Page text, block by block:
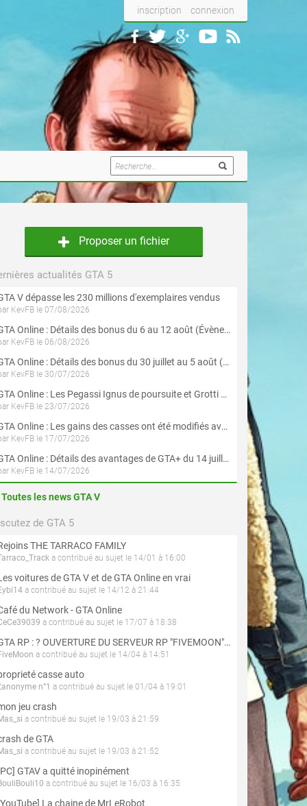
inscription connexion
Proposer un fichier
actualités GTA 5
V dépasse les 230 millions d'exemplaires vendus
KevFB le 07/08/2026
GTA Online : Détails des bonus du 6 au 12 août (Évènement « Braquages de l'été » - Suite et fin)
KevFB le 06/08/2026
GTA Online : Détails des bonus du 30 juillet au 5 août (Évènement « Braquages d'été »)
KevFB le 30/07/2026
GTA Online : Les Pegassi Ignus de poursuite et Grotti Veleno GT sont maintenant disponibles
KevFB le 23/07/2026
GTA Online : Les gains des casses ont été modifiés avec la mise à jour « Le Braquage du Kortz Center »
KevFB le 17/07/2026
GTA Online : Détails des avantages de GTA+ du 14 juillet au 12 août
KevFB le 14/07/2026
Toutes les news GTA V
de GTA 5
THE TARRACO FAMILY
a contribué au sujet le 14/01 à 16:00
voitures de GTA V et de GTA Online en vrai
a contribué au sujet le 14/12 à 21:44
du Network - GTA Online
a contribué au sujet le 17/07 à 18:38
GTA RP : ? OUVERTURE DU SERVEUR RP "FIVEMOON"  ACCÈS LIBRE ?
a contribué au sujet le 14/04 à 14:51
casse auto
n°1 a contribué au sujet le 01/04 à 19:01
jeu crash
a contribué au sujet le 19/03 à 21:59
de GTA
a contribué au sujet le 19/03 à 21:52
GTAV a quitté inopinément
a contribué au sujet le 16/03 à 16:35
La chaine de MrLeRobot